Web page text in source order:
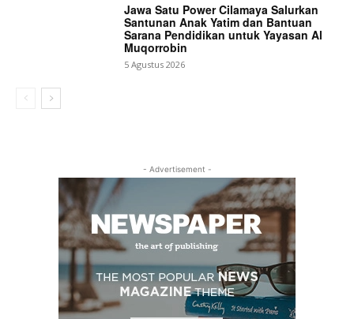
Jawa Satu Power Cilamaya Salurkan
Santunan Anak Yatim dan Bantuan
Sarana Pendidikan untuk Yayasan Al
Muqorrobin
5 Agustus 2026
- Advertisement -